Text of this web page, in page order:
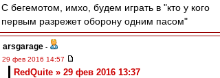
С бегемотом, имхо, будем играть в "кто у кого
первым разрежет оборону одним пасом"
arsgarage -
29 фев 2016 14:57
RedQuite » 29 фев 2016 13:37